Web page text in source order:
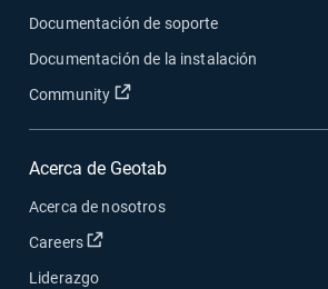
Documentación de soporte
Documentación de la instalación
Community
Abrir en una nueva ventana
Acerca de Geotab
Acerca de nosotros
Careers
Abrir en una nueva ventana
Liderazgo